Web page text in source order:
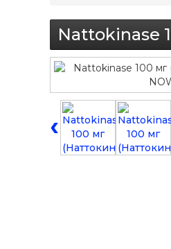
Nattokinase
‹